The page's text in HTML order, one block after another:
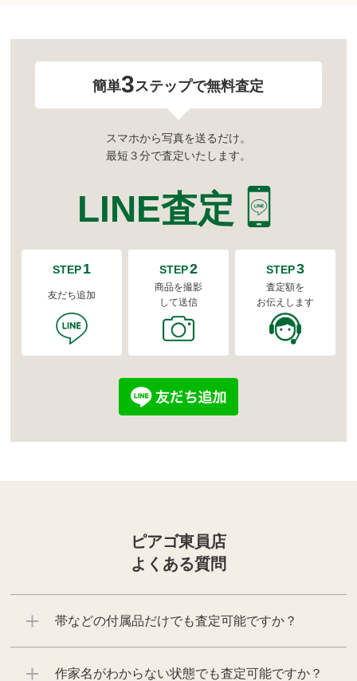
簡単3ステップで無料査定
スマホから写真を送るだけ。
最短３分で査定いたします。
LINE査定
STEP1
友だち追加
STEP2
商品を撮影
して送信
STEP3
査定額を
お伝えします
ピアゴ東員店
よくある質問
帯などの付属品だけでも査定可能ですか？
作家名がわからない状態でも査定可能ですか？